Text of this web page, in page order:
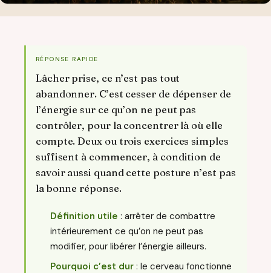
RÉPONSE RAPIDE
Lâcher prise, ce n’est pas tout
abandonner. C’est cesser de dépenser de
l’énergie sur ce qu’on ne peut pas
contrôler, pour la concentrer là où elle
compte. Deux ou trois exercices simples
suffisent à commencer, à condition de
savoir aussi quand cette posture n’est pas
la bonne réponse.
Définition utile : arrêter de combattre
intérieurement ce qu’on ne peut pas
modifier, pour libérer l’énergie ailleurs.
Pourquoi c’est dur : le cerveau fonctionne